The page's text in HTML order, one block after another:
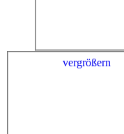
vergrößern